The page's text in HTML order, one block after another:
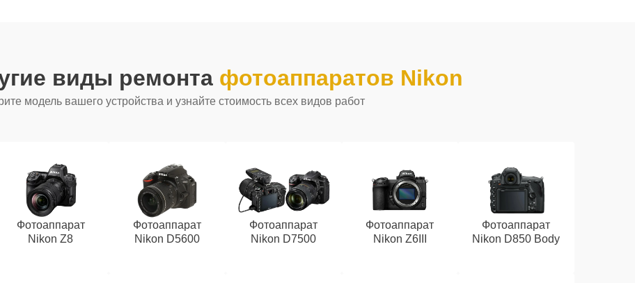
виды ремонта фотоаппаратов Nikon
модель вашего устройства и узнайте стоимость всех видов работ
Фотоаппарат
Nikon Z8
Фотоаппарат
Nikon D5600
Фотоаппарат
Nikon D7500
Фотоаппарат
Nikon Z6III
Фотоаппарат
Nikon D850 Body